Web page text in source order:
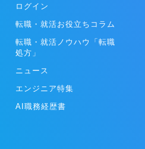
ログイン
転職・就活お役立ちコラム
転職・就活ノウハウ「転職
処方」
ニュース
エンジニア特集
AI職務経歴書